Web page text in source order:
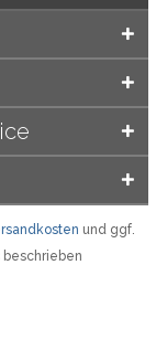
und ggf.